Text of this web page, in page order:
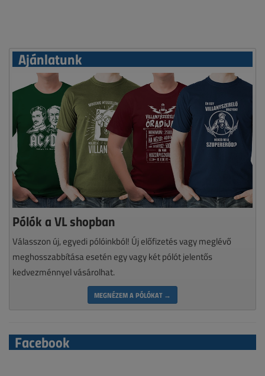
Ajánlatunk
Pólók a VL shopban
Válasszon új, egyedi pólóinkból! Új előfizetés vagy meglévő
meghosszabbítása esetén egy vagy két pólót jelentős
kedvezménnyel vásárolhat.
MEGNÉZEM A PÓLÓKAT →
Facebook